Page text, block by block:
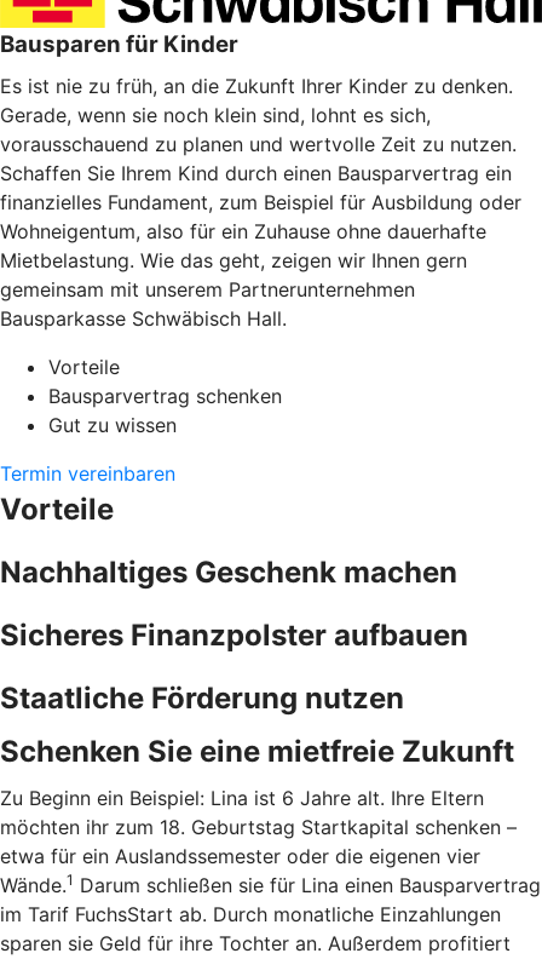
Bausparen für Kinder
Es ist nie zu früh, an die Zukunft Ihrer Kinder zu denken.
Gerade, wenn sie noch klein sind, lohnt es sich,
vorausschauend zu planen und wertvolle Zeit zu nutzen.
Schaffen Sie Ihrem Kind durch einen Bausparvertrag ein
finanzielles Fundament, zum Beispiel für Ausbildung oder
Wohneigentum, also für ein Zuhause ohne dauerhafte
Mietbelastung. Wie das geht, zeigen wir Ihnen gern
gemeinsam mit unserem Partnerunternehmen
Bausparkasse Schwäbisch Hall.
Vorteile
Bausparvertrag schenken
Gut zu wissen
Termin vereinbaren
Vorteile
Nachhaltiges Geschenk machen
Sicheres Finanzpolster aufbauen
Staatliche Förderung nutzen
Schenken Sie eine mietfreie Zukunft
Zu Beginn ein Beispiel: Lina ist 6 Jahre alt. Ihre Eltern
möchten ihr zum 18. Geburtstag Startkapital schenken –
etwa für ein Auslandssemester oder die eigenen vier
Wände.1 Darum schließen sie für Lina einen Bausparvertrag
im Tarif FuchsStart ab. Durch monatliche Einzahlungen
sparen sie Geld für ihre Tochter an. Außerdem profitiert